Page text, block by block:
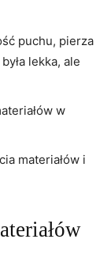
puchu, pierza
lekka, ale
w
​materiałów i